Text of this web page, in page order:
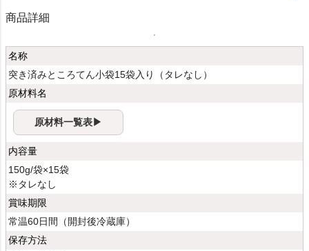
商品詳細
名称
突き済みところてん小袋15袋入り（タレなし）
原材料名
原材料一覧表▶
内容量
150g/袋×15袋
※タレなし
賞味期限
常温60日間（開封後冷蔵庫）
保存方法